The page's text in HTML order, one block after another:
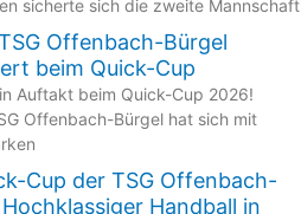
sicherte sich die zweite Mannschaft
Offenbach-Bürgel
beim Quick-Cup
Auftakt beim Quick-Cup 2026!
Offenbach-Bürgel hat sich mit
Cup der TSG Offenbach-
Handball in